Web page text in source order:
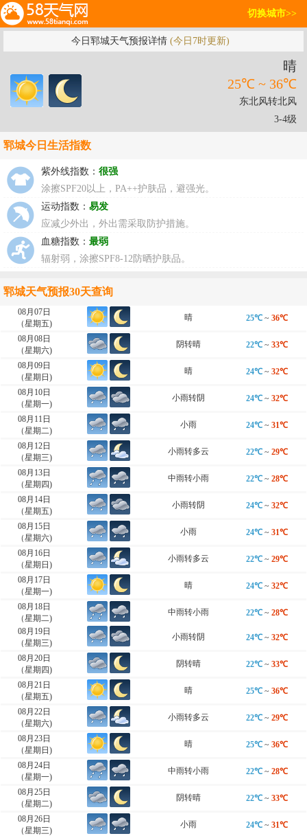
切换城市>>
今日郓城天气预报详情(今日7时更新)
晴
25℃ ~ 36℃
东北风转北风
3-4级
郓城今日生活指数
紫外线指数： 很强
涂擦SPF20以上，PA++护肤品，避强光。
运动指数： 易发
应减少外出，外出需采取防护措施。
血糖指数： 最弱
辐射弱，涂擦SPF8-12防晒护肤品。
郓城天气预报30天查询
08月07日
（星期五)
晴 25℃ ~ 36℃
08月08日
（星期六)
阴转晴 22℃ ~ 33℃
08月09日
（星期日)
晴 24℃ ~ 32℃
08月10日
（星期一)
小雨转阴 24℃ ~ 32℃
08月11日
（星期二)
小雨 24℃ ~ 31℃
08月12日
（星期三)
小雨转多云 22℃ ~ 29℃
08月13日
（星期四)
中雨转小雨 22℃ ~ 28℃
08月14日
（星期五)
小雨转阴 24℃ ~ 32℃
08月15日
（星期六)
小雨 24℃ ~ 31℃
08月16日
（星期日)
小雨转多云 22℃ ~ 29℃
08月17日
（星期一)
晴 24℃ ~ 32℃
08月18日
（星期二)
中雨转小雨 22℃ ~ 28℃
08月19日
（星期三)
小雨转阴 24℃ ~ 32℃
08月20日
（星期四)
阴转晴 22℃ ~ 33℃
08月21日
（星期五)
晴 25℃ ~ 36℃
08月22日
（星期六)
小雨转多云 22℃ ~ 29℃
08月23日
（星期日)
晴 25℃ ~ 36℃
08月24日
（星期一)
中雨转小雨 22℃ ~ 28℃
08月25日
（星期二)
阴转晴 22℃ ~ 33℃
08月26日
（星期三)
小雨 24℃ ~ 31℃